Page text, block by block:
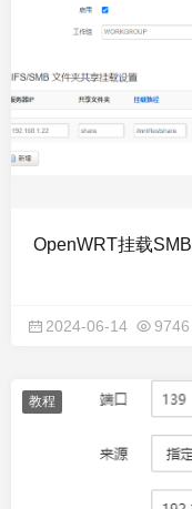
OpenWRT挂载
2024-06-14 9746
教程